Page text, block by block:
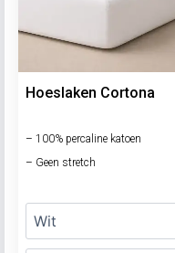
Hoeslaken Cortona
– 100% percaline katoen
– Geen stretch